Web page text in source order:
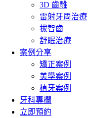
3D 齒雕
雷射牙周治療
拔智齒
舒眠治療
案例分享
矯正案例
美學案例
植牙案例
牙科專欄
立即預約